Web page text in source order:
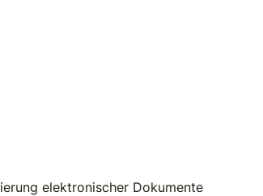
elektronischer Dokumente